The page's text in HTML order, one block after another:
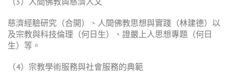
慈濟經驗研究（合開）、人間佛教思想與實踐（林建德）以
及宗教與科技倫理（何日生）、證嚴上人思想專題（何日
生）等。
（4）宗教學術服務與社會服務的典範